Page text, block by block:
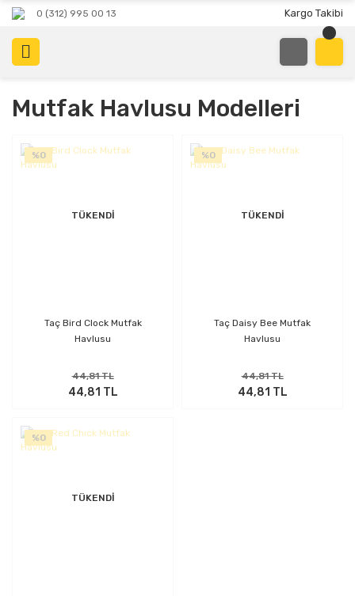
0 (312) 995 00 13 Kargo Takibi
Mutfak Havlusu Modelleri
%0
TÜKENDİ
Taç Bird Clock Mutfak
Havlusu
44,81 TL
44,81 TL
%0
TÜKENDİ
Taç Daisy Bee Mutfak
Havlusu
44,81 TL
44,81 TL
%0
TÜKENDİ